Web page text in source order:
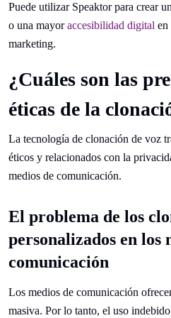
Puede utilizar Speaktor para crear
o una mayoraccesibilidad digital en
marketing.
¿Cuáles son las
éticas de la
La tecnología de clonación de voz
éticos y relacionados con la
medios de comunicación.
El problema de los
personalizados en los
comunicación
Los medios de comunicación
masiva. Por lo tanto, el uso